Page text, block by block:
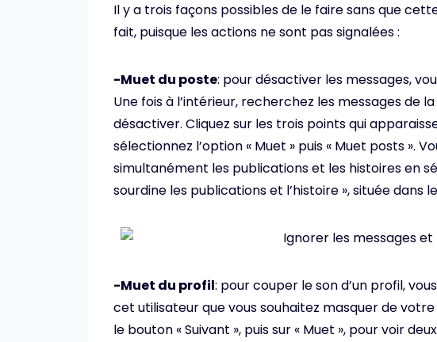
Il y a trois façons possibles de le faire sans que
fait, puisque les actions ne sont pas signalées :
-Muet du poste: pour désactiver les messages,
Une fois à l’intérieur, recherchez les messages de
désactiver. Cliquez sur les trois points qui
sélectionnez l’option « Muet » puis « Muet posts ».
simultanément les publications et les histoires en
sourdine les publications et l’histoire », située dans
-Muet du profil: pour couper le son d’un profil,
cet utilisateur que vous souhaitez masquer de votre
le bouton « Suivant », puis sur « Muet », pour voir